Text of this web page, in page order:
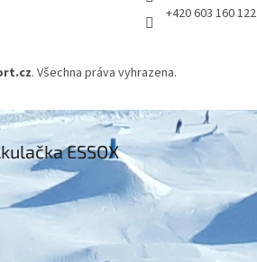
+420 603 160 122
. Všechna práva vyhrazena.
ESSOX